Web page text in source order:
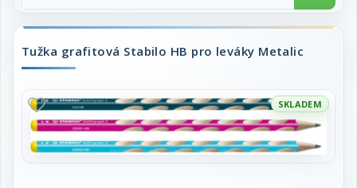
Tužka grafitová Stabilo HB pro leváky Metalic
SKLADEM